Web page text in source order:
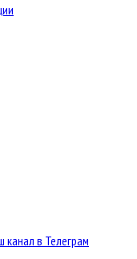
канал в Телеграм